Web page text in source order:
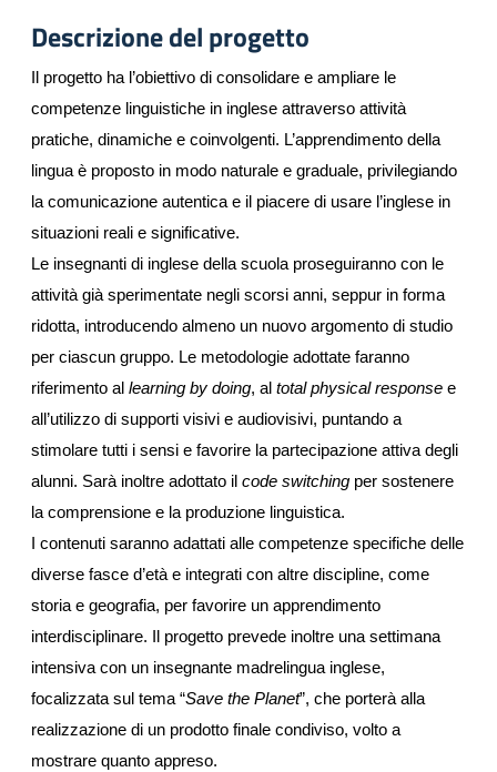
Descrizione del progetto
Il progetto ha l’obiettivo di consolidare e ampliare le
competenze linguistiche in inglese attraverso attività
pratiche, dinamiche e coinvolgenti. L’apprendimento della
lingua è proposto in modo naturale e graduale, privilegiando
la comunicazione autentica e il piacere di usare l’inglese in
situazioni reali e significative.
Le insegnanti di inglese della scuola proseguiranno con le
attività già sperimentate negli scorsi anni, seppur in forma
ridotta, introducendo almeno un nuovo argomento di studio
per ciascun gruppo. Le metodologie adottate faranno
riferimento al learning by doing, al total physical response e
all’utilizzo di supporti visivi e audiovisivi, puntando a
stimolare tutti i sensi e favorire la partecipazione attiva degli
alunni. Sarà inoltre adottato il code switching per sostenere
la comprensione e la produzione linguistica.
I contenuti saranno adattati alle competenze specifiche delle
diverse fasce d’età e integrati con altre discipline, come
storia e geografia, per favorire un apprendimento
interdisciplinare. Il progetto prevede inoltre una settimana
intensiva con un insegnante madrelingua inglese,
focalizzata sul tema “Save the Planet”, che porterà alla
realizzazione di un prodotto finale condiviso, volto a
mostrare quanto appreso.